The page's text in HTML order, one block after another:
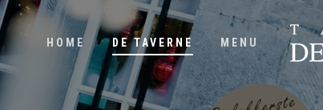
HOME DE TAVERNE MENU